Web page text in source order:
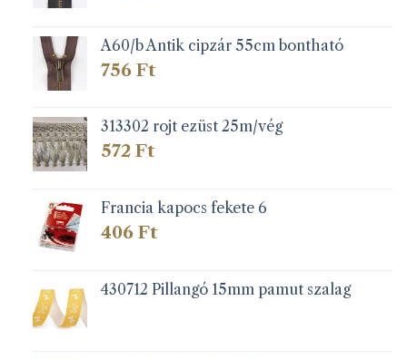
A60/b Antik cipzár 55cm bontható
756 Ft
313302 rojt ezüst 25m/vég
572 Ft
Francia kapocs fekete 6
406 Ft
430712 Pillangó 15mm pamut szalag